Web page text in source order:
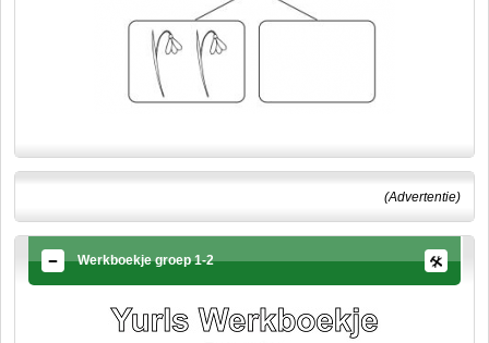
(Advertentie)
Werkboekje groep 1-2